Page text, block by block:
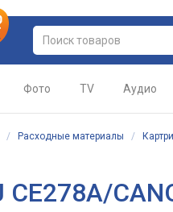
Фото TV Аудио
/ Расходные материалы /